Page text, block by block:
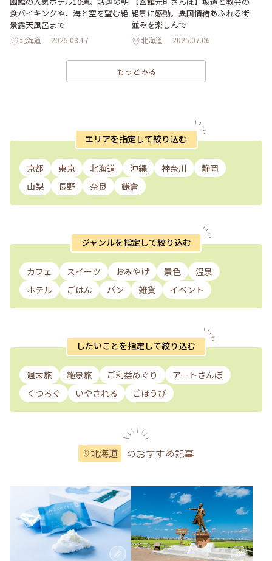
食バイキングや、海と空を望む絶
景露天風呂まで
北海道 2025.08.17
絶景に感動。異国情緒あふれる街
並みを楽しんで
北海道 2025.07.06
もっとみる
エリアを指定して絞り込む
京都 東京 北海道 沖縄 神奈川
静岡
山梨
長野 奈良 鎌倉
ジャンルを指定して絞り込む
カフェ スイーツ おみやげ 景色
温泉
ホテル
ごはん パン 雑貨 イベント
したいことを指定して絞り込む
週末旅 絶景旅 ご利益めぐり
アートさんぽ
くつろぐ
いやされる ごほうび
北海道 のおすすめ記事